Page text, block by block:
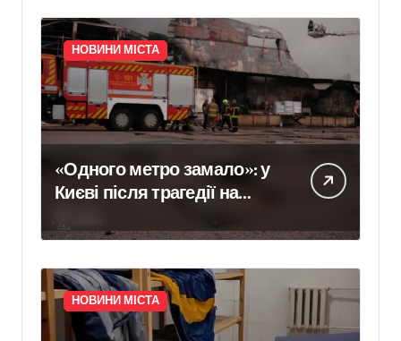
НОВИНИ МІСТА
«Одного метро замало»: у
Києві після трагедії на
додаткових бетонних
НОВИНИ МІСТА